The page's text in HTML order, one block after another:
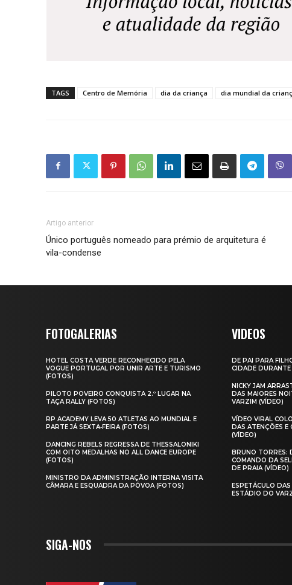
TAGS Centro de Memória dia da criança dia mundial da
Artigo anterior
Único português nomeado para prémio de arquitetura é
vila-condense
FOTOGALERIAS
HOTEL COSTA VERDE RECONHECIDO PELA
VOGUE PORTUGAL POR UNIR ARTE E TURISMO
(FOTOS)
PILOTO POVEIRO CONQUISTA 2.º LUGAR NA
TAÇA RALLY (FOTOS)
RP ACADEMY LEVA 50 ATLETAS AO MUNDIAL E
PARTE JÁ SEXTA‑FEIRA (FOTOS)
DANCING REBELS REGRESSA DE THESSALONIKI
COM OITO MEDALHAS NO ALL DANCE EUROPE
(FOTOS)
MINISTRO DA ADMINISTRAÇÃO INTERNA VISITA
CÂMARA E ESQUADRA DA PÓVOA (FOTOS)
VIDEOS
DE PAI PARA
CIDADE
NICKY JAM
DAS MAIORES
VARZIM (VÍDEO)
VÍDEO VIRAL
DAS ATENÇÕES E
(VÍDEO)
BRUNO TORRES:
COMANDO DA
DE PRAIA (VÍDEO)
ESPETÁCULO
ESTÁDIO DO
SIGA-NOS